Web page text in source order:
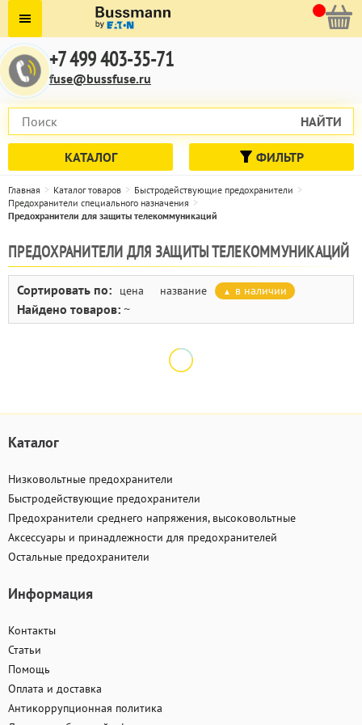
+7 499 403-35-71
fuse@bussfuse.ru
НАЙТИ
КАТАЛОГ ФИЛЬТР
Главная Каталог товаров
Быстродействующие предохранители
Предохранители специального назначения
Предохранители для защиты телекоммуникаций
ПРЕДОХРАНИТЕЛИ ДЛЯ ЗАЩИТЫ ТЕЛЕКОММУНИКАЦИЙ
Сортировать по: цена название в наличии
Найдено товаров: ~
Каталог
Низковольтные предохранители
Быстродействующие предохранители
Предохранители среднего напряжения, высоковольтные
Аксессуары и принадлежности для предохранителей
Остальные предохранители
Информация
Контакты
Статьи
Помощь
Оплата и доставка
Антикоррупционная политика